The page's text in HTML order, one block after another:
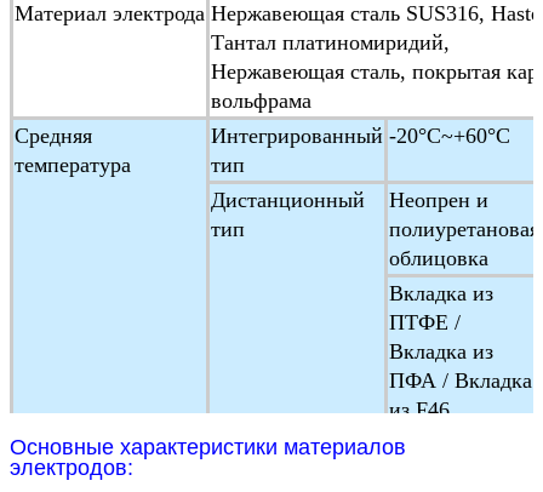
Материал электрода Нержавеющая сталь SUS316,
Тантал платиномиридий,
Нержавеющая сталь, покрытая
вольфрама
Средняя
температура
Интегрированный
тип
-20°C~+60°C
Дистанционный
тип
Неопрен и
полиуретановая
облицовка
Вкладка из
ПТФЕ /
Вкладка из
ПФА / Вкладка
из F46
Температура
окружающей среды
-25°C ~+ 60°C
Основные характеристики материалов
электродов: